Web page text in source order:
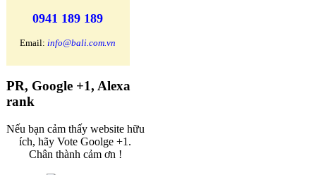
0941 189 189
Email: info@bali.com.vn
PR, Google +1, Alexa
rank
Nếu bạn cảm thấy website hữu
ích, hãy Vote Goolge +1.
Chân thành cảm ơn !